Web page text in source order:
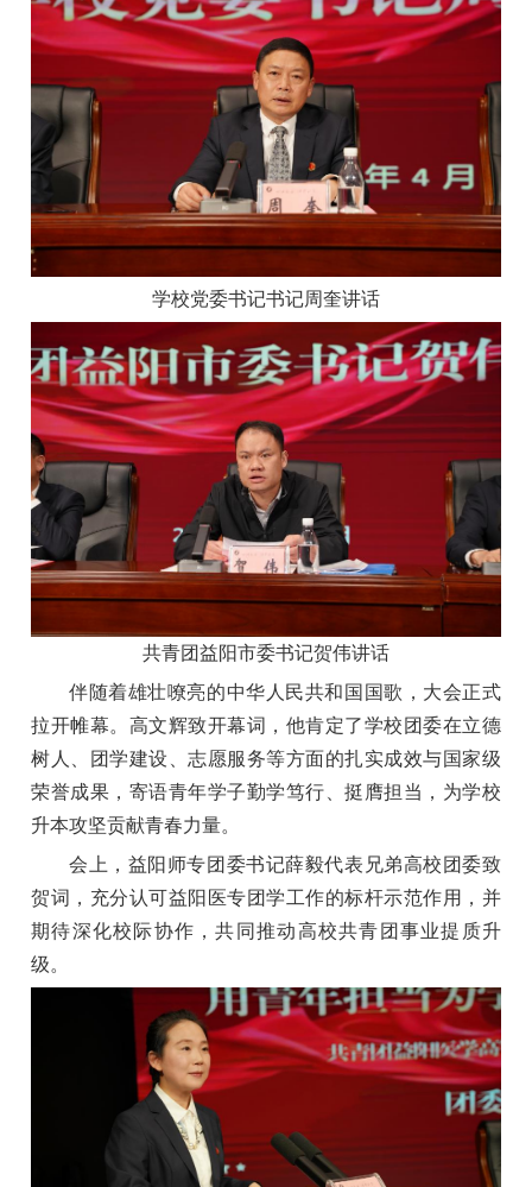
学校党委书记书记周奎讲话
共青团益阳市委书记贺伟讲话
伴随着雄壮嘹亮的中华人民共和国国歌，大会正式
拉开帷幕。高文辉致开幕词，他肯定了学校团委在立德
树人、团学建设、志愿服务等方面的扎实成效与国家级
荣誉成果，寄语青年学子勤学笃行、挺膺担当，为学校
升本攻坚贡献青春力量。
会上，益阳师专团委书记薛毅代表兄弟高校团委致
贺词，充分认可益阳医专团学工作的标杆示范作用，并
期待深化校际协作，共同推动高校共青团事业提质升
级。